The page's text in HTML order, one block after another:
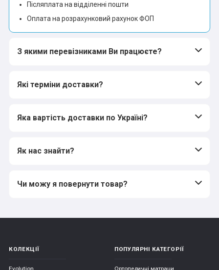
Післяплата на відділенні пошти
Оплата на розрахунковий рахунок ФОП
З якими перевізниками Ви працюєте?
Які терміни доставки?
Яка вартість доставки по Україні?
Як нас знайти?
Чи можу я повернути товар?
КОЛЕКЦІЇ
Evolution
ПОПУЛЯРНІ КАТЕГОРІЇ
Ортопедичні матраци